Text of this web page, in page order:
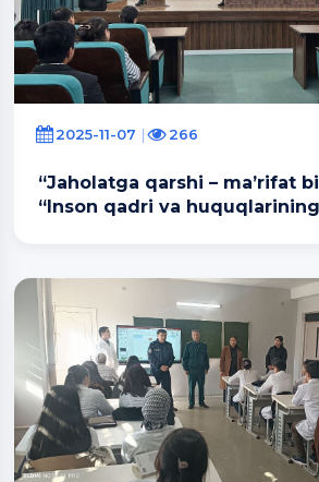
2025-11-07 266
“Jaholatga qarshi – ma’rifat
“Inson qadri va